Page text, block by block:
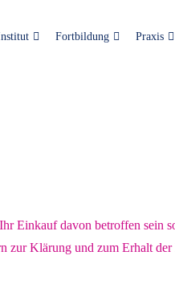
Fortbildung Praxis
Einkauf davon betroffen sein
Klärung und zum Erhalt